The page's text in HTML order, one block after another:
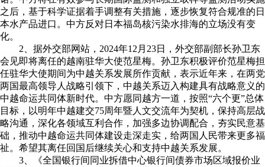
之后，基于科学证据着手调整有关措施，逐步恢复符合规准的日
本水产品进口。中方反对日本福岛核污染水排海的立场没有变
化。
2、据外交部网站，2024年12月23日，外交部副部长孙卫东
会见即将离任的越南驻华大使范星梅。孙卫东积极评价范星梅担
任驻华大使期间为中越关系发展所作贡献，表示近年来，在两党
两国最高领导人战略引领下，中越关系迈入构建具有战略意义的
中越命运共同体新时代。中方愿同越方一道，按照“六个更”总体
目标，以明年中越建交75周年暨人文交流年为契机，保持高层战
略沟通，深化各领域互利合作，加强多边协调配合，夯实民意基
础，推动中越命运共同体建设走深走实，给两国人民带来更多福
祉。希望其离任回国后继续关心和支持中越关系发展。
3、《全国银行间同业拆借中心银行间债券市场区域报价业